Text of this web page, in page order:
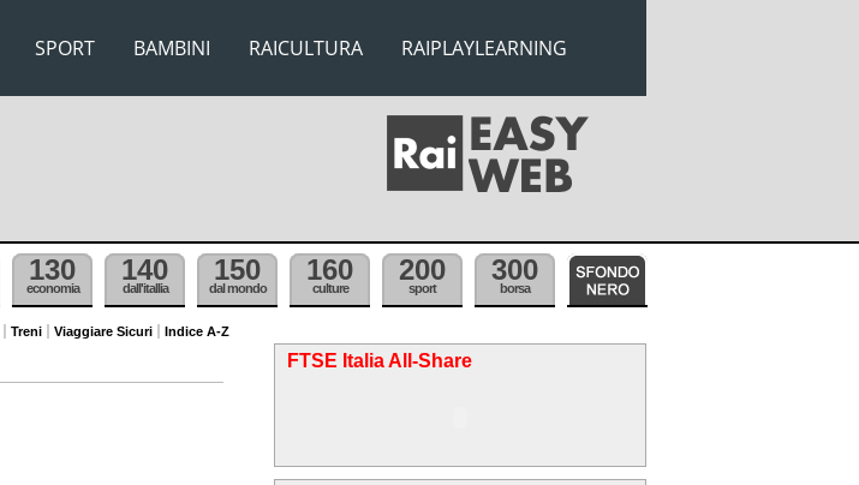
SPORT BAMBINI RAICULTURA RAIPLAYLEARNING
130
economia
140
dall'itallia
150
dal mondo
160
culture
200
sport
300
borsa
Treni Viaggiare Sicuri Indice A-Z
FTSE Italia All-Share